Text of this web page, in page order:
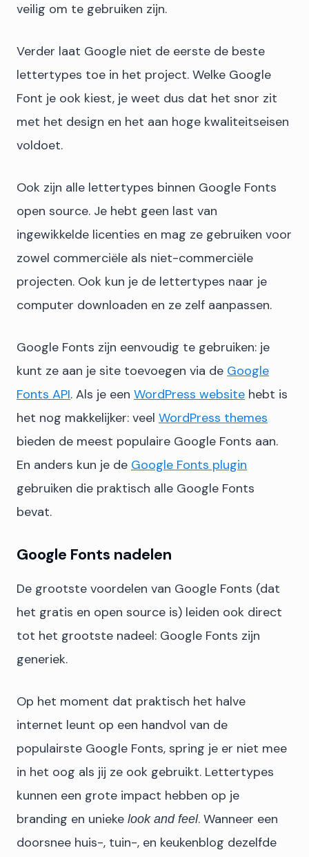
veilig om te gebruiken zijn.
Verder laat Google niet de eerste de beste
lettertypes toe in het project. Welke Google
Font je ook kiest, je weet dus dat het snor zit
met het design en het aan hoge kwaliteitseisen
voldoet.
Ook zijn alle lettertypes binnen Google Fonts
open source. Je hebt geen last van
ingewikkelde licenties en mag ze gebruiken voor
zowel commerciële als niet-commerciële
projecten. Ook kun je de lettertypes naar je
computer downloaden en ze zelf aanpassen.
Google Fonts zijn eenvoudig te gebruiken: je
kunt ze aan je site toevoegen via de Google
Fonts API. Als je een WordPress website hebt is
het nog makkelijker: veel WordPress themes
bieden de meest populaire Google Fonts aan.
En anders kun je de Google Fonts plugin
gebruiken die praktisch alle Google Fonts
bevat.
Google Fonts nadelen
De grootste voordelen van Google Fonts (dat
het gratis en open source is) leiden ook direct
tot het grootste nadeel: Google Fonts zijn
generiek.
Op het moment dat praktisch het halve
internet leunt op een handvol van de
populairste Google Fonts, spring je er niet mee
in het oog als jij ze ook gebruikt. Lettertypes
kunnen een grote impact hebben op je
branding en unieke look and feel. Wanneer een
doorsnee huis-, tuin-, en keukenblog dezelfde